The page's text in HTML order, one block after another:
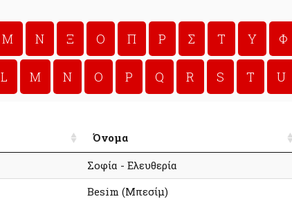
Μ Ν Ξ Ο Π Ρ Σ Τ Υ Φ
L M N O P Q R S T U
Όνομα
Σοφία - Ελευθερία
Besim (Μπεσίμ)